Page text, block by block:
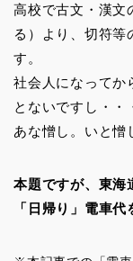
高校で古文・漢文
る）より、切符等
す。
社会人になってか
とないですし・・
あな憎し。いと憎
本題ですが、東
「日帰り」電車